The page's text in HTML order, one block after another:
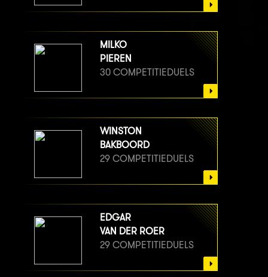
MILKO
PIEREN
30 COMPETITIEDUELS
WINSTON
BAKBOORD
29 COMPETITIEDUELS
EDGAR
VAN DER ROER
29 COMPETITIEDUELS